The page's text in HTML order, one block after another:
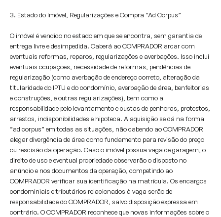
3. Estado do Imóvel, Regularizações e Compra “Ad Corpus”
O imóvel é vendido no estado em que se encontra, sem garantia de
entrega livre e desimpedida. Caberá ao COMPRADOR arcar com
eventuais reformas, reparos, regularizações e averbações. Isso inclui
eventuais ocupações, necessidade de reformas, pendências de
regularização (como averbação de endereço correto, alteração da
titularidade do IPTU e do condomínio, averbação de área, benfeitorias
e construções, e outras regularizações), bem como a
responsabilidade pelo levantamento e custas de penhoras, protestos,
arrestos, indisponibilidades e hipoteca. A aquisição se dá na forma
“ad corpus” em todas as situações, não cabendo ao COMPRADOR
alegar divergência de área como fundamento para revisão do preço
ou rescisão da operação. Caso o imóvel possua vaga de garagem, o
direito de uso e eventual propriedade observarão o disposto no
anúncio e nos documentos da operação, competindo ao
COMPRADOR verificar sua identificação na matrícula. Os encargos
condominiais e tributários relacionados à vaga serão de
responsabilidade do COMPRADOR, salvo disposição expressa em
contrário. O COMPRADOR reconhece que novas informações sobre o